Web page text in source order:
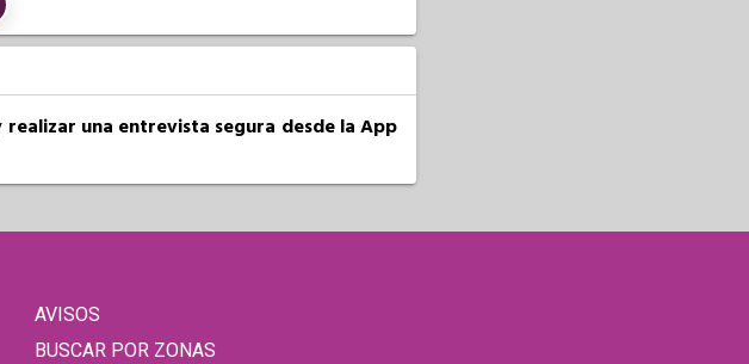
una entrevista segura desde la App
AVISOS
BUSCAR POR ZONAS